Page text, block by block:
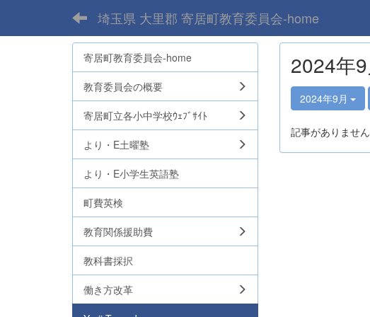
埼玉県 大里郡 寄居町教育委員会-home
2024年
2024年9月
記事がありません
寄居町教育委員会-home
教育委員会の概要
寄居町立各小中学校ｳｪﾌﾞｻｲﾄ
より・E土曜塾
より・E小学生英語塾
町費英検
教育関係援助費
教科書採択
働き方改革